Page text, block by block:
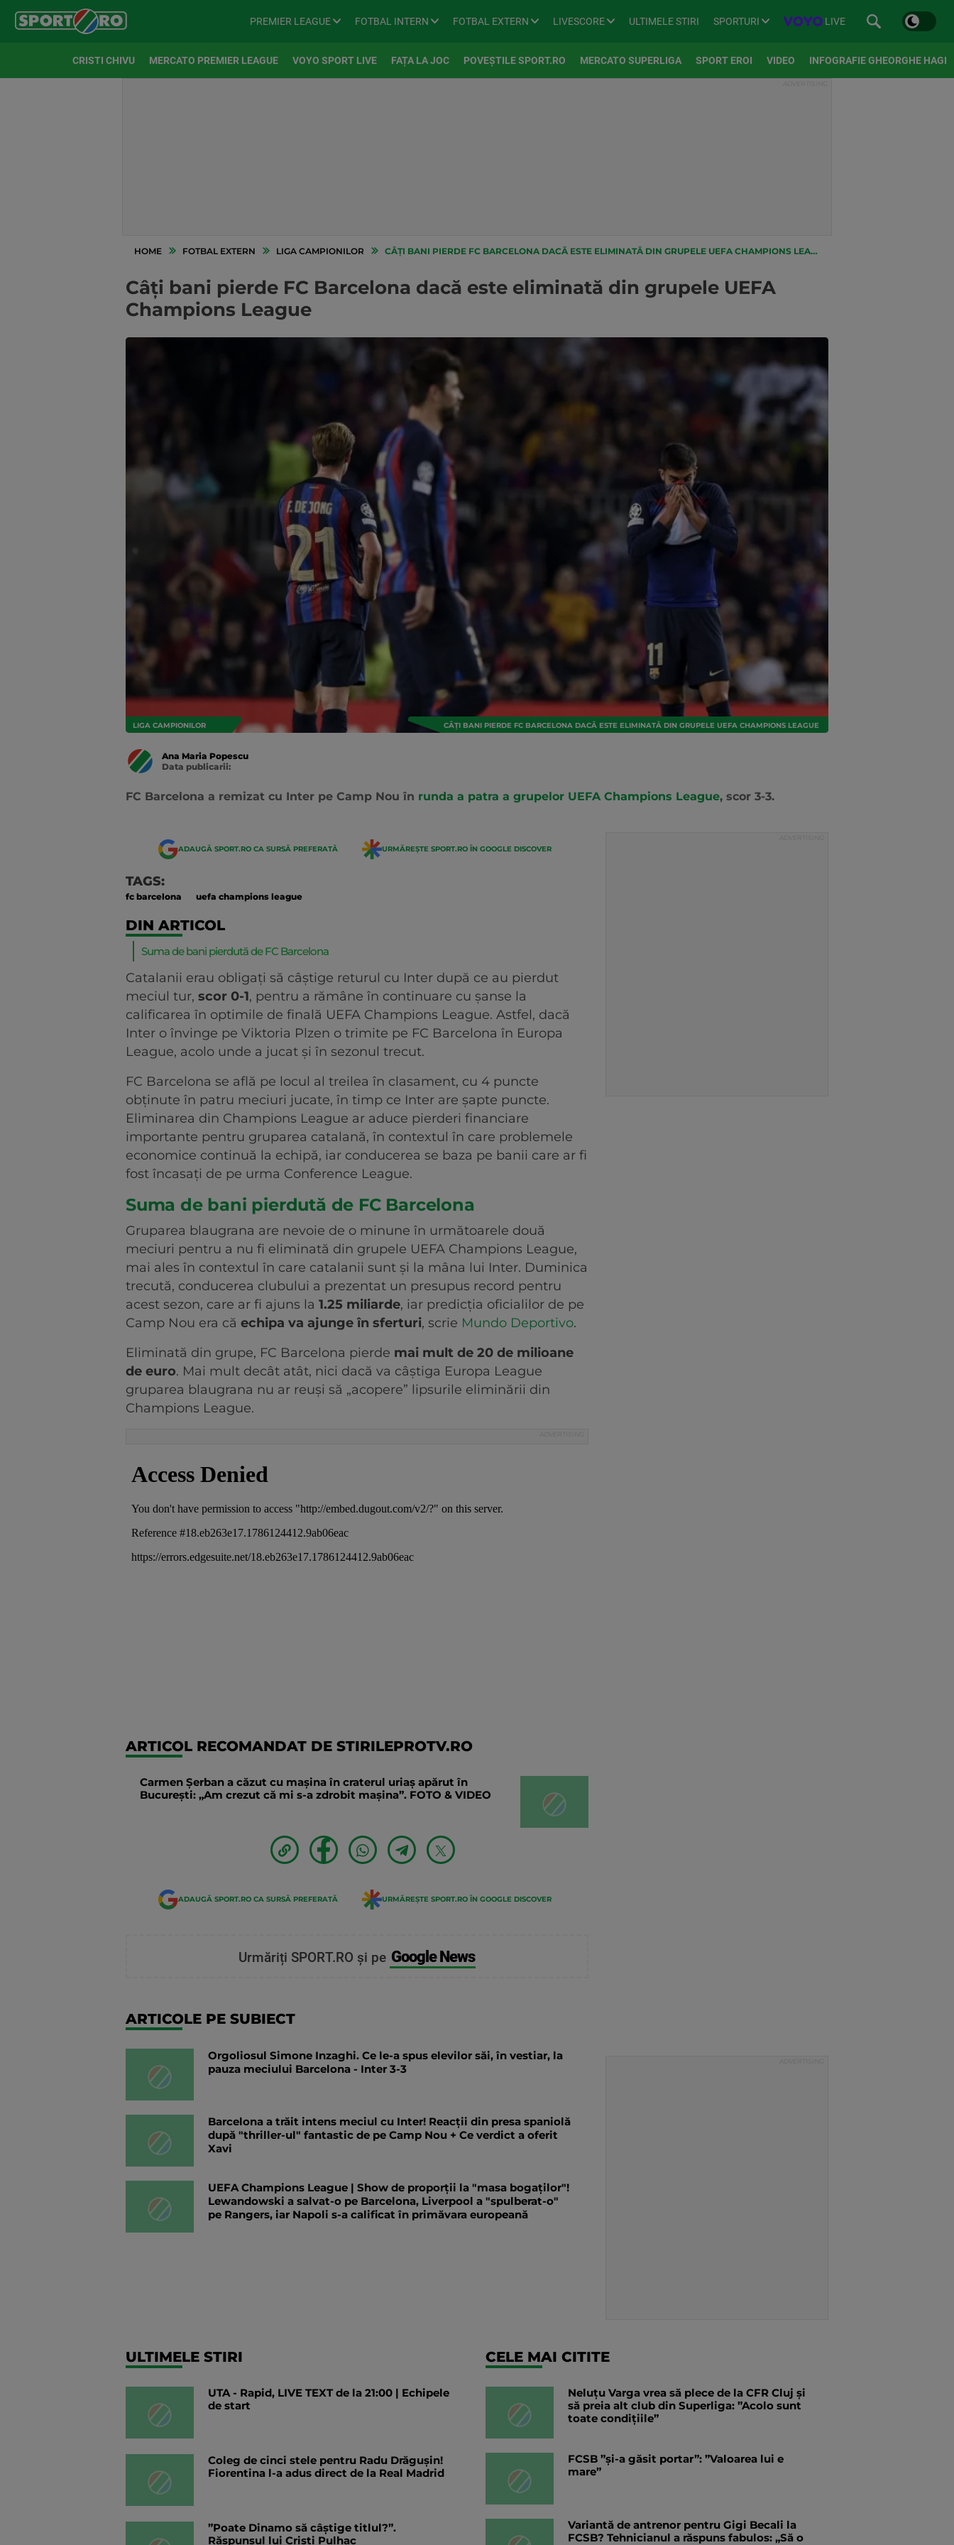
PREMIER LEAGUE FOTBAL INTERN FOTBAL EXTERN LIVESCORE ULTIMELE STIRI SPORTURI LIVE
CRISTI CHIVU MERCATO PREMIER LEAGUE VOYO SPORT LIVE FAȚA LA JOC POVEȘTILE SPORT.RO MERCATO SUPERLIGA SPORT EROI VIDEO INFOGRAFIE GHEORGHE HAGI
HOME FOTBAL EXTERN LIGA CAMPIONILOR CÂȚI BANI PIERDE FC BARCELONA DACĂ ESTE ELIMINATĂ DIN GRUPELE UEFA CHAMPIONS LEAGUE
Câți bani pierde FC Barcelona dacă este eliminată din grupele UEFA
Champions League
LIGA CAMPIONILOR CÂȚI BANI PIERDE FC BARCELONA DACĂ ESTE ELIMINATĂ DIN GRUPELE UEFA CHAMPIONS LEAGUE
Ana Maria Popescu
Data publicarii:
FC Barcelona a remizat cu Inter pe Camp Nou în runda a patra a grupelor UEFA Champions League, scor 3-3.
ADAUGĂ SPORT.RO CA SURSĂ PREFERATĂ URMĂREȘTE SPORT.RO ÎN GOOGLE DISCOVER
TAGS:
fc barcelona uefa champions league
DIN ARTICOL
Suma de bani pierdută de FC Barcelona
Catalanii erau obligați să câștige returul cu Inter după ce au pierdut
meciul tur, scor 0-1, pentru a rămâne în continuare cu șanse la
calificarea în optimile de finală UEFA Champions League. Astfel, dacă
Inter o învinge pe Viktoria Plzen o trimite pe FC Barcelona în Europa
League, acolo unde a jucat și în sezonul trecut.
FC Barcelona se află pe locul al treilea în clasament, cu 4 puncte
obținute în patru meciuri jucate, în timp ce Inter are șapte puncte.
Eliminarea din Champions League ar aduce pierderi financiare
importante pentru gruparea catalană, în contextul în care problemele
economice continuă la echipă, iar conducerea se baza pe banii care ar fi
fost încasați de pe urma Conference League.
Suma de bani pierdută de FC Barcelona
Gruparea blaugrana are nevoie de o minune în următoarele două
meciuri pentru a nu fi eliminată din grupele UEFA Champions League,
mai ales în contextul în care catalanii sunt și la mâna lui Inter. Duminica
trecută, conducerea clubului a prezentat un presupus record pentru
acest sezon, care ar fi ajuns la 1.25 miliarde, iar predicția oficialilor de pe
Camp Nou era că echipa va ajunge în sferturi, scrie Mundo Deportivo.
Eliminată din grupe, FC Barcelona pierde mai mult de 20 de milioane
de euro. Mai mult decât atât, nici dacă va câștiga Europa League
gruparea blaugrana nu ar reuși să „acopere” lipsurile eliminării din
Champions League.
ARTICOL RECOMANDAT DE STIRILEPROTV.RO
Carmen Șerban a căzut cu mașina în craterul uriaș apărut în
București: „Am crezut că mi s-a zdrobit mașina”. FOTO & VIDEO
ADAUGĂ SPORT.RO CA SURSĂ PREFERATĂ URMĂREȘTE SPORT.RO ÎN GOOGLE DISCOVER
Urmăriți SPORT.RO și pe Google News
ARTICOLE PE SUBIECT
Orgoliosul Simone Inzaghi. Ce le-a spus elevilor săi, în vestiar, la
pauza meciului Barcelona - Inter 3-3
Barcelona a trăit intens meciul cu Inter! Reacții din presa spaniolă
după "thriller-ul" fantastic de pe Camp Nou + Ce verdict a oferit
Xavi
UEFA Champions League | Show de proporții la "masa bogaților"!
Lewandowski a salvat-o pe Barcelona, Liverpool a "spulberat-o"
pe Rangers, iar Napoli s-a calificat în primăvara europeană
ULTIMELE STIRI
UTA - Rapid, LIVE TEXT de la 21:00 | Echipele
de start
Coleg de cinci stele pentru Radu Drăgușin!
Fiorentina l-a adus direct de la Real Madrid
”Poate Dinamo să câștige titlul?”.
Răspunsul lui Cristi Pulhac
CELE MAI CITITE
Neluțu Varga vrea să plece de la CFR Cluj și
să preia alt club din Superliga: ”Acolo sunt
toate condițiile”
FCSB ”și-a găsit portar”: ”Valoarea lui e
mare”
Variantă de antrenor pentru Gigi Becali la
FCSB? Tehnicianul a răspuns fabulos: „Să o